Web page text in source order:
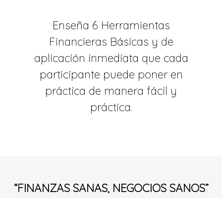
Enseña 6 Herramientas
Financieras Básicas y de
aplicación inmediata que cada
participante puede poner en
práctica de manera fácil y
práctica.
“FINANZAS SANAS, NEGOCIOS SANOS”